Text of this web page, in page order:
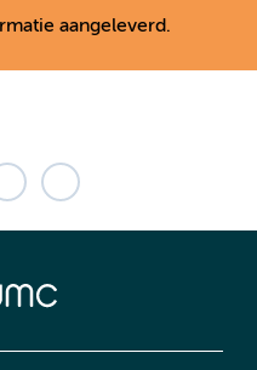
aangeleverd.